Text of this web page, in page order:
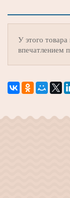
У этого
впечатлением